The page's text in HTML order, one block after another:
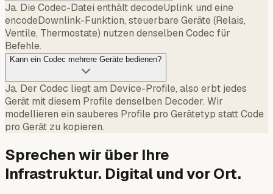
Ja. Die Codec-Datei enthält decodeUplink und eine
encodeDownlink-Funktion, steuerbare Geräte (Relais,
Ventile, Thermostate) nutzen denselben Codec für
Befehle.
Kann ein Codec mehrere Geräte bedienen?
Ja. Der Codec liegt am Device-Profile, also erbt jedes
Gerät mit diesem Profile denselben Decoder. Wir
modellieren ein sauberes Profile pro Gerätetyp statt Code
pro Gerät zu kopieren.
Sprechen wir über Ihre
Infrastruktur. Digital und vor Ort.